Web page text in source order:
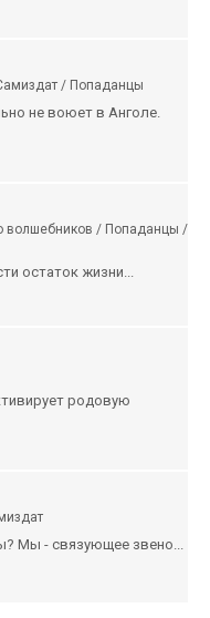
/ Попаданцы
не воюет в Анголе.
волшебников / Попаданцы /
остаток жизни...
родовую
Мы - связующее звено...